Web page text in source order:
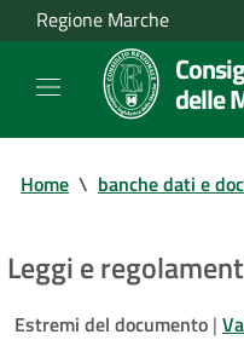
Regione Marche
delle
Home \ banche dati e
Leggi e
Estremi del documento |